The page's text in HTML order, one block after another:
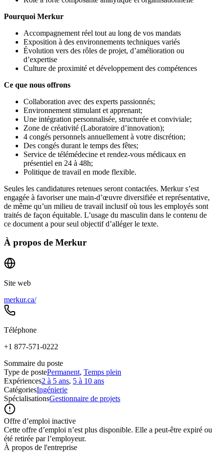
Pourquoi Merkur
Accompagnement réel tout au long de vos mandats
Exposition à des environnements techniques variés
Évolution vers des rôles de projet, d’amélioration ou
d’expertise
Culture de proximité et développement des compétences
Ce que nous offrons
Collaboration avec des experts passionnés;
Environnement stimulant et apprenant;
Une intégration personnalisée, structurée et conviviale;
Zone de créativité (Laboratoire d’innovation);
4 congés personnels annuellement à votre discrétion;
Des congés durant le temps des fêtes;
Service de télémédecine et rendez-vous médicaux en
présentiel en 24 à 48h;
Politique de travail en mode flexible.
Seules les candidatures retenues seront contactées. Merkur s’est
engagée à favoriser une main-d’œuvre diversifiée et représentative,
de même qu’un milieu de travail inclusif où tous les employés sont
traités de façon équitable. L’usage du masculin dans le contenu de
ce document a pour seul objectif d’alléger le texte.
À propos de Merkur
Site web
merkur.ca/
Téléphone
+1 877-571-0222
Sommaire du poste
Type de postePermanent, Temps plein
Expériences2 à 5 ans, 5 à 10 ans
CatégoriesIngénierie
SpécialisationsGestionnaire de projets
Offre d’emploi inactive
Cette offre d’emploi n’est plus disponible. Elle a peut-être expiré ou
été retirée par l’employeur.
À propos de l'entreprise